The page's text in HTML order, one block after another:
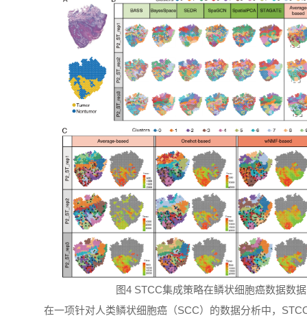
图4 STCC集成策略在鳞状细胞癌数据数
在一项针对人类鳞状细胞癌（SCC）的数据分析中，